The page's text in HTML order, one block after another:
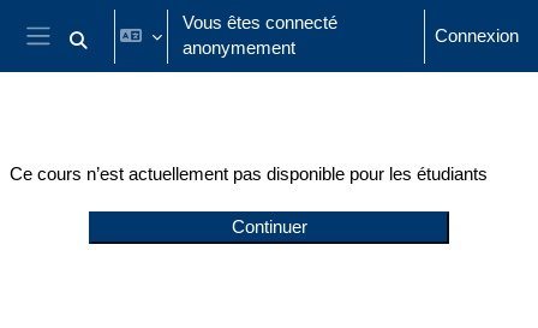
Passer au contenu principal
Panneau latéral
Activer/désactiver la saisie de recherche
Vous êtes connecté
anonymement
Connexion
Ce cours n’est actuellement pas disponible pour les étudiants
Continuer